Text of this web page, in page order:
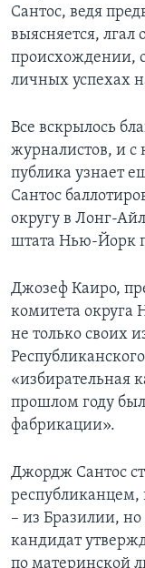
Сантос, ведя
выясняется, лгал
происхождении,
личных успехах
Все вскрылось
журналистов, и с
публика узнает
Сантос
округу в Лонг-
штата Нью-Йорк
Джозеф Каиро,
комитета округа
не только своих
«избирательная
прошлом году
фабрикации».
Джордж Сантос
республиканцем,
– из Бразилии,
кандидат
по материнской